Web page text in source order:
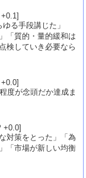
る手段講じた」
「質的・量的緩和は
検していき必要なら
度が念頭だか達成ま
+0.0]
対策をとった」「為
「市場が新しい均衡